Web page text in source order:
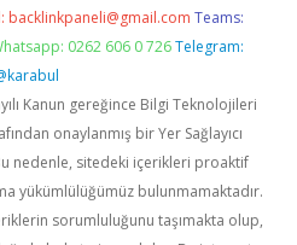
backlinkpaneli@gmail.com Teams:
0262 606 0 726 Telegram:
Kanun gereğince Bilgi Teknolojileri
onaylanmış bir Yer Sağlayıcı
nedenle, sitedeki içerikleri proaktif
yükümlülüğümüz bulunmamaktadır.
sorumluluğunu taşımakta olup,